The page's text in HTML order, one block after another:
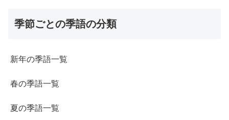
季節ごとの季語の分類
新年の季語一覧
春の季語一覧
夏の季語一覧